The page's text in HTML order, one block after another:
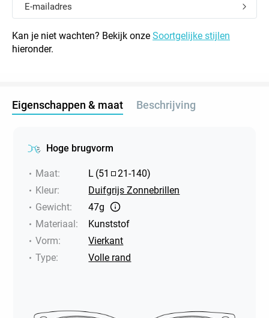
Kan je niet wachten? Bekijk onze Soortgelijke stijlen
hieronder.
Eigenschappen & maat Beschrijving
Hoge brugvorm
Maat: L (51 21-140)
Kleur:
Duifgrijs Zonnebrillen
Gewicht:
47g
Materiaal:
Kunststof
Vorm:
Vierkant
Type: Volle rand